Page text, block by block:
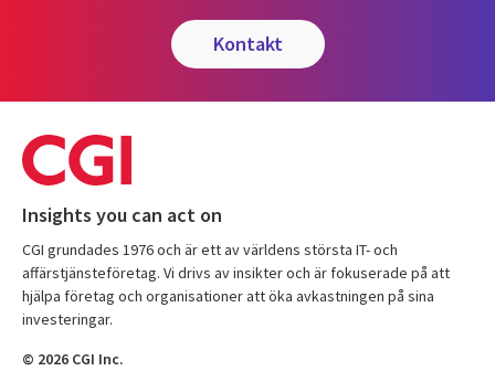
kontakt
Insights you can act on
CGI grundades 1976 och är ett av världens största IT- och
affärstjänsteföretag. Vi drivs av insikter och är fokuserade på att
hjälpa företag och organisationer att öka avkastningen på sina
investeringar.
© 2026 CGI Inc.